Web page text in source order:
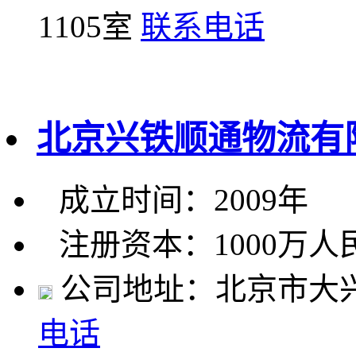
1105室 联系电话
北京兴铁顺通物流有
成立时间：2009年
注册资本：1000万人
公司地址：北京市大
电话